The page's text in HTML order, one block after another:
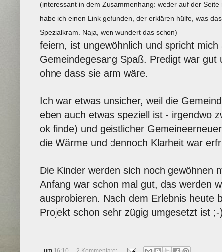
(interessant in dem Zusammenhang: weder auf der
habe ich einen Link gefunden, der erklären hülfe, was
Spezialkram. Naja, wen wundert das schon)
feiern, ist ungewöhnlich und spricht
Gemeindegesang Spaß. Predigt war gut
ohne dass sie arm wäre.
Ich war etwas unsicher, weil die
eben auch etwas speziell ist - irgendwo
ok finde) und geistlicher
die Wärme und dennoch Klarheit war
Die Kinder werden sich noch gewöhnen
Anfang war schon mal gut, das werden
ausprobieren. Nach dem Erlebnis heute
Projekt schon sehr zügig umgesetzt ist ;-
um 16:10 2 Kommentare: